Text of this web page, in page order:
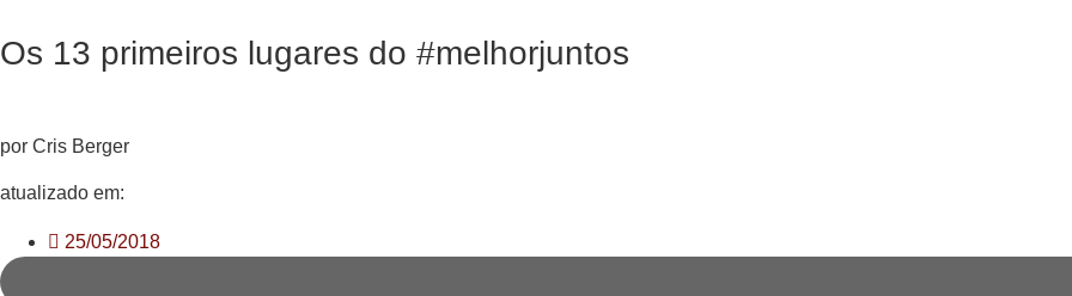
Os 13 primeiros lugares do #melhorjuntos
por Cris Berger
atualizado em:
25/05/2018